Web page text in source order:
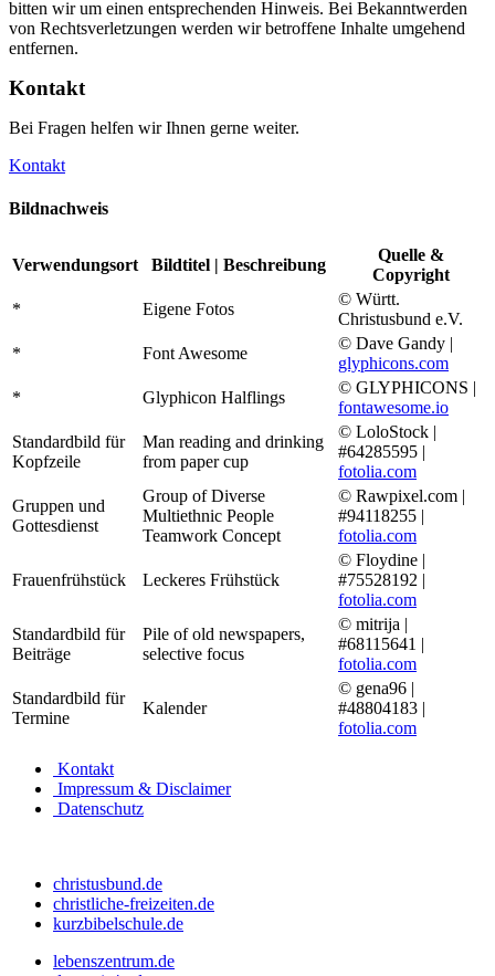
bitten wir um einen entsprechenden Hinweis. Bei Bekanntwerden
von Rechtsverletzungen werden wir betroffene Inhalte umgehend
entfernen.
Kontakt
Bei Fragen helfen wir Ihnen gerne weiter.
Kontakt
Bildnachweis
Verwendungsort Bildtitel | Beschreibung
Quelle &
Copyright
*
Eigene Fotos
© Württ.
Christusbund e.V.
*
Font Awesome
© Dave Gandy |
glyphicons.com
*
Glyphicon Halflings
© GLYPHICONS |
fontawesome.io
Standardbild für
Kopfzeile
Man reading and drinking
from paper cup
© LoloStock |
#64285595 |
fotolia.com
Gruppen und
Gottesdienst
Group of Diverse
Multiethnic People
Teamwork Concept
© Rawpixel.com |
#94118255 |
fotolia.com
Frauenfrühstück Leckeres Frühstück
© Floydine |
#75528192 |
fotolia.com
Standardbild für
Beiträge
Pile of old newspapers,
selective focus
© mitrija |
#68115641 |
fotolia.com
Standardbild für
Termine
Kalender
© gena96 |
#48804183 |
fotolia.com
Kontakt
Impressum & Disclaimer
Datenschutz
christusbund.de
christliche-freizeiten.de
kurzbibelschule.de
lebenszentrum.de